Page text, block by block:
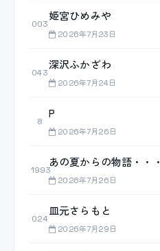
003
姫宮ひめみや
2026年7月23日
043
深沢ふかざわ
2026年7月24日
8
P
2026年7月26日
1993
あの夏からの物語・・・
2026年7月26日
024
皿元さらもと
2026年7月29日